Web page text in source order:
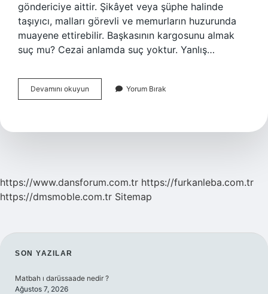
göndericiye aittir. Şikâyet veya şüphe halinde
taşıyıcı, malları görevli ve memurların huzurunda
muayene ettirebilir. Başkasının kargosunu almak
suç mu? Cezai anlamda suç yoktur. Yanlış…
Devamını okuyun
Yanlış
Edilirse
Yorum Bırak
https://www.dansforum.com.tr https://furkanleba.com.tr
https://dmsmoble.com.tr Sitemap
SIDEBAR
SON YAZILAR
Matbah ı darüssaade nedir ?
Ağustos 7, 2026